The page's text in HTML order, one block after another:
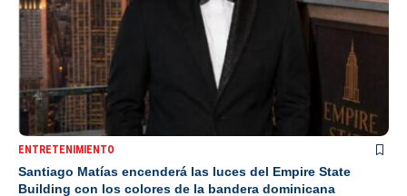
ENTRETENIMIENTO
Santiago Matías encenderá las luces del Empire State
Building con los colores de la bandera dominicana